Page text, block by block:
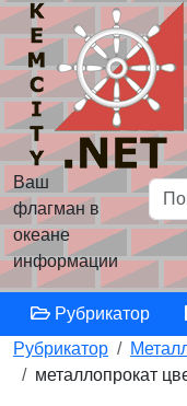
Ваш
флагман в
океане
информации
Рубрикатор
Рубрикатор
металлопрокат